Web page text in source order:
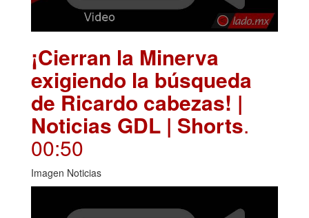
¡Cierran la Minerva
exigiendo la búsqueda
de Ricardo cabezas! |
Noticias GDL | Shorts.
00:50
Imagen Noticias